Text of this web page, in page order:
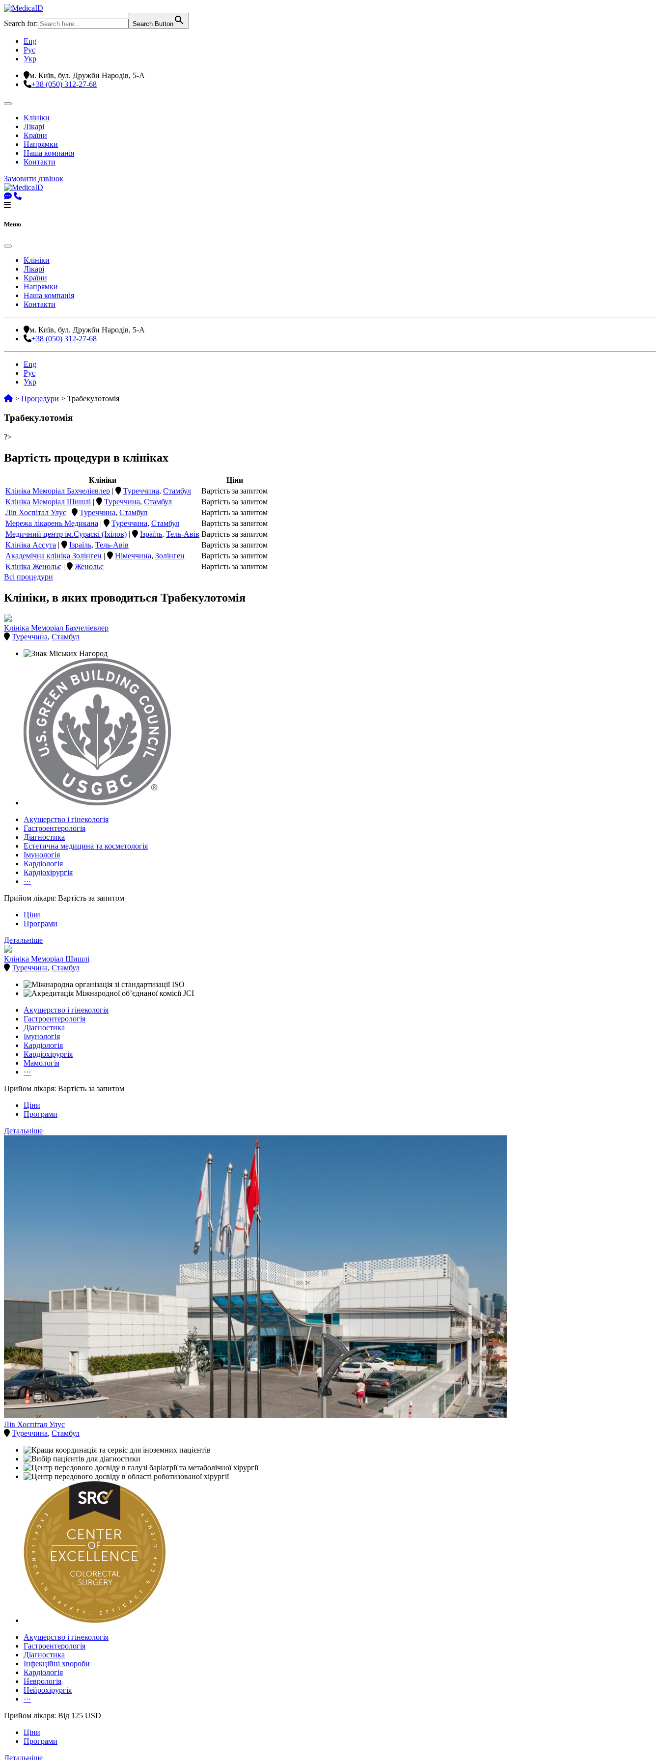
Search for: Search Button
Eng
Рус
Укр
м. Київ, бул. Дружби Народів, 5-А
+38 (050) 312-27-68
Клініки
Лікарі
Країни
Напрямки
Наша компанія
Контакти
Замовити дзвінок
Меню
Клініки
Лікарі
Країни
Напрямки
Наша компанія
Контакти
м. Київ, бул. Дружби Народів, 5-А
+38 (050) 312-27-68
Eng
Рус
Укр
> Процедури > Трабекулотомія
Трабекулотомія
?>
Вартість процедури в клініках
Клініки
Ціни
Клініка Меморіал Бахчеліевлер | Туреччина, Стамбул
Вартість за запитом
Клініка Меморіал Шишлі | Туреччина, Стамбул
Вартість за запитом
Лів Хоспітал Улус | Туреччина, Стамбул
Вартість за запитом
Мережа лікарень Медикана | Туреччина, Стамбул
Вартість за запитом
Медичний центр ім.Сураскі (Іхілов) | Ізраїль, Тель-Авів Вартість за запитом
Клініка Ассута | Ізраїль, Тель-Авів
Вартість за запитом
Академічна клініка Золінген | Німеччина, Золінген
Вартість за запитом
Клініка Женольє | Женольє
Вартість за запитом
Всі процедури
Клініки, в яких проводиться Трабекулотомія
Клініка Меморіал Бахчеліевлер
Туреччина, Стамбул
Акушерство і гінекологія
Гастроентерологія
Діагностика
Естетична медицина та косметологія
Імунологія
Кардіологія
Кардіохірургія
···
Прийом лікаря: Вартість за запитом
Ціни
Програми
Детальніше
Клініка Меморіал Шишлі
Туреччина, Стамбул
Акушерство і гінекологія
Гастроентерологія
Діагностика
Імунологія
Кардіологія
Кардіохірургія
Мамологія
···
Прийом лікаря: Вартість за запитом
Ціни
Програми
Детальніше
Лів Хоспітал Улус
Туреччина, Стамбул
Акушерство і гінекологія
Гастроентерологія
Діагностика
Інфекційні хвороби
Кардіологія
Неврологія
Нейрохірургія
···
Прийом лікаря: Від 125 USD
Ціни
Програми
Детальніше